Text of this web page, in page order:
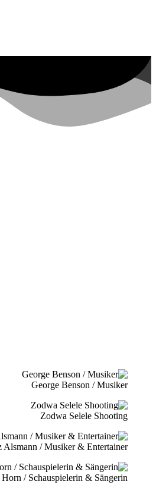
George Benson / Musiker
Zodwa Selele Shooting
Alsmann / Musiker & Entertainer
Horn / Schauspielerin & Sängerin